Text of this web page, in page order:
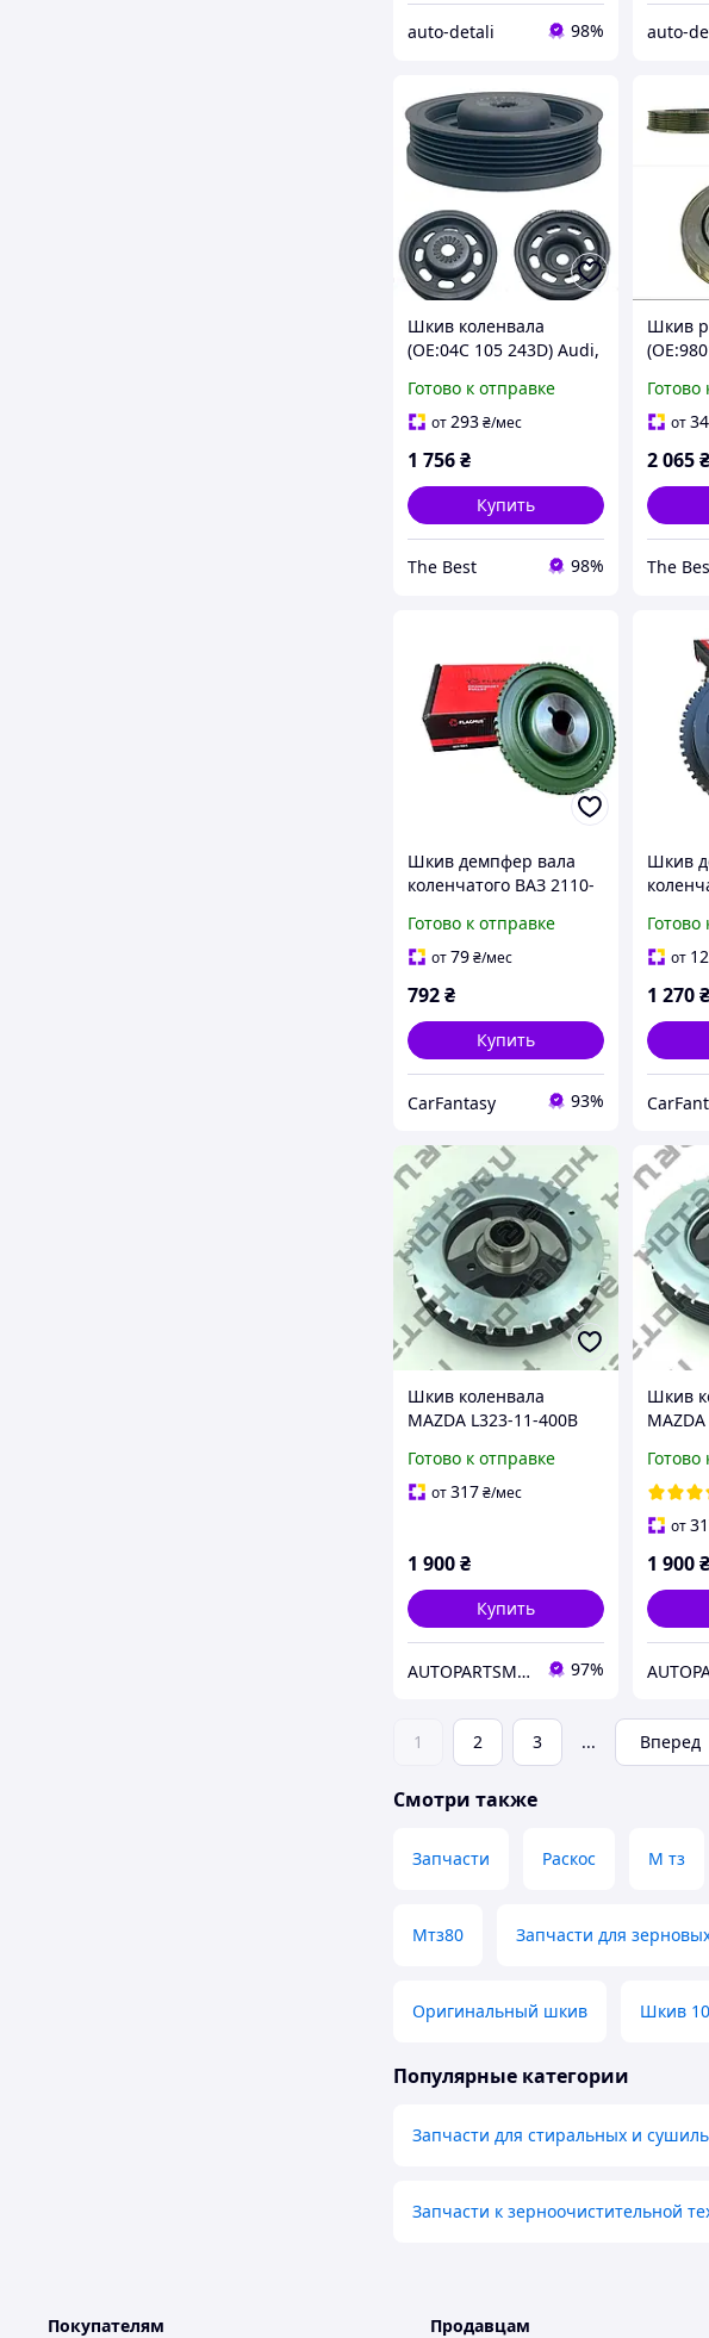
auto-detali 98% auto-
Шкив коленвала
(ОЕ:04C 105 243D) Audi,
Seat,Cupra
Готово к отправке
от293₴/мес
1 756₴
Купить
The Best 98%
Шкив
Starline
Готово
от
2 065₴
The
Шкив демпфер вала
коленчатого ВАЗ 2110-
инж. 16 кл. FLAGMUS
Готово к отправке
от79₴/мес
792₴
Купить
CarFantasy 93%
Шкив
Готово
от
1 270₴
Шкив коленвала
MAZDA L323-11-400B
Готово к отправке
от317₴/мес
1 900₴
Купить
AUTOPARTSMARKET 97%
Шкив
Готово
от
1 900₴
1 2 3 ... Вперед
Смотри также
Запчасти Раскос М тз
Мтз80 Запчасти для
Оригинальный шкив Шкив
Популярные категории
Запчасти для стиральных и
Запчасти к зерноочистительной
Покупателям Продавцам